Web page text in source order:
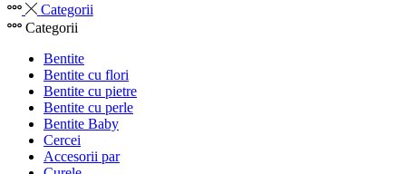
Categorii
Categorii
Bentite
Bentite cu flori
Bentite cu pietre
Bentite cu perle
Bentite Baby
Cercei
Accesorii par